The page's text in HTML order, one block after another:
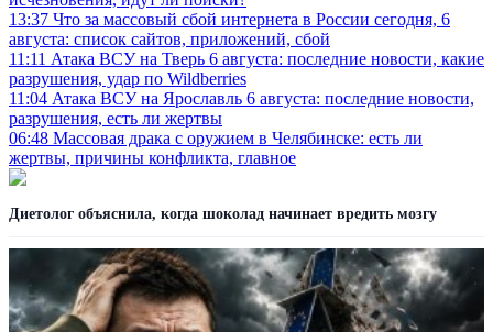
13:37 Что за массовый сбой интернета в России сегодня, 6
августа: список сайтов, приложений, сбой
11:11 Атака ВСУ на Тверь 6 августа: последние новости, какие
разрушения, удар по Wildberries
11:04 Атака ВСУ на Ярославль 6 августа: последние новости,
разрушения, есть ли жертвы
06:48 Массовая драка с оружием в Челябинске: есть ли
жертвы, причины конфликта, главное
Диетолог объяснила, когда шоколад начинает вредить мозгу